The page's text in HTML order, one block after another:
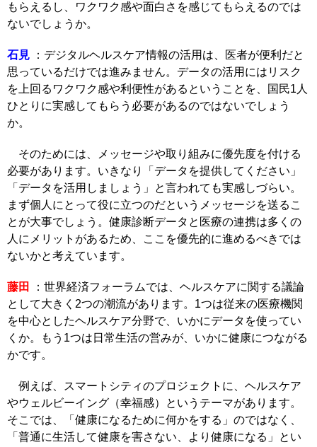
もらえるし、ワクワク感や面白さを感じてもらえるのでは
ないでしょうか。
石見
：デジタルヘルスケア情報の活用は、医者が便利だと
思っているだけでは進みません。データの活用にはリスク
を上回るワクワク感や利便性があるということを、国民1人
ひとりに実感してもらう必要があるのではないでしょう
か。
そのためには、メッセージや取り組みに優先度を付ける
必要があります。いきなり「データを提供してください」
「データを活用しましょう」と言われても実感しづらい。
まず個人にとって役に立つのだというメッセージを送るこ
とが大事でしょう。健康診断データと医療の連携は多くの
人にメリットがあるため、ここを優先的に進めるべきでは
ないかと考えています。
藤田
：世界経済フォーラムでは、ヘルスケアに関する議論
として大きく2つの潮流があります。1つは従来の医療機関
を中心としたヘルスケア分野で、いかにデータを使ってい
くか。もう1つは日常生活の営みが、いかに健康につながる
かです。
例えば、スマートシティのプロジェクトに、ヘルスケア
やウェルビーイング（幸福感）というテーマがあります。
そこでは、「健康になるために何かをする」のではなく、
「普通に生活して健康を害さない、より健康になる」とい